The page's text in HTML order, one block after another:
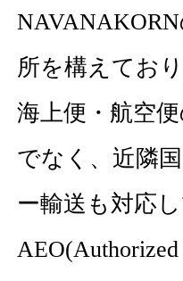
所を構えており
海上便・航空
でなく、近隣
ー輸送も対応し